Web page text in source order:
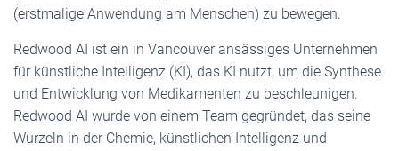
(erstmalige Anwendung am Menschen) zu bewegen.
Redwood AI ist ein in Vancouver ansässiges Unternehmen
für künstliche Intelligenz (KI), das KI nutzt, um die Synthese
und Entwicklung von Medikamenten zu beschleunigen.
Redwood AI wurde von einem Team gegründet, das seine
Wurzeln in der Chemie, künstlichen Intelligenz und